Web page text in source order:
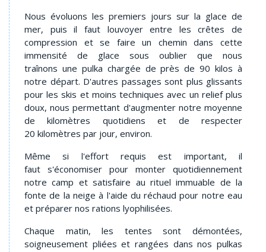
Nous évoluons les premiers jours sur la glace de
mer, puis il faut louvoyer entre les crêtes de
compression et se faire un chemin dans cette
immensité de glace sous oublier que nous
traînons une pulka chargée de près de 90 kilos à
notre départ. D'autres passages sont plus glissants
pour les skis et moins techniques avec un relief plus
doux, nous permettant d'augmenter notre moyenne
de kilomètres quotidiens et de respecter
20 kilomètres par jour, environ.
Même si l'effort requis est important, il
faut s'économiser pour monter quotidiennement
notre camp et satisfaire au rituel immuable de la
fonte de la neige à l'aide du réchaud pour notre eau
et préparer nos rations lyophilisées.
Chaque matin, les tentes sont démontées,
soigneusement pliées et rangées dans nos pulkas